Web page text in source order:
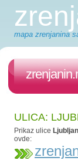
mapa zrenjanina
ULICA:
Prikaz ulice
ovde: